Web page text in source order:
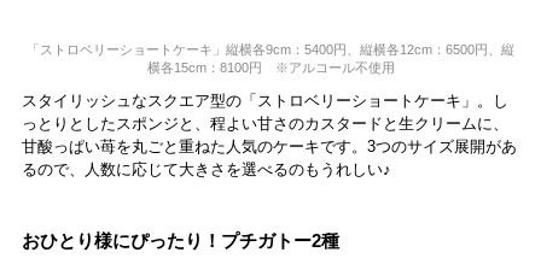
「ストロベリーショートケーキ」縦横各9cm：5400円、縦横各12cm：6500円、縦
横各15cm：8100円 ※アルコール不使用
スタイリッシュなスクエア型の「ストロベリーショートケーキ」。し
っとりとしたスポンジと、程よい甘さのカスタードと生クリームに、
甘酸っぱい苺を丸ごと重ねた人気のケーキです。3つのサイズ展開があ
るので、人数に応じて大きさを選べるのもうれしい♪
おひとり様にぴったり！プチガトー2種